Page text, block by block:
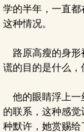
学的半年，一直
这种情况。
路原高瘦的身形
谎的目的是什么，
他的眼睛浮上一
的联系，这种感
种默许，她赏赐给